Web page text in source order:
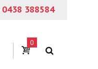
0438 388584
0